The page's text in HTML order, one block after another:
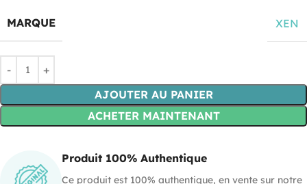
MARQUE XEN
AJOUTER AU PANIER
ACHETER MAINTENANT
Produit 100% Authentique
Ce produit est 100% authentique, en vente sur notre